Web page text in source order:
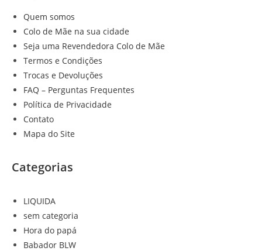
Quem somos
Colo de Mãe na sua cidade
Seja uma Revendedora Colo de Mãe
Termos e Condições
Trocas e Devoluções
FAQ – Perguntas Frequentes
Política de Privacidade
Contato
Mapa do Site
Categorias
LIQUIDA
sem categoria
Hora do papá
Babador BLW